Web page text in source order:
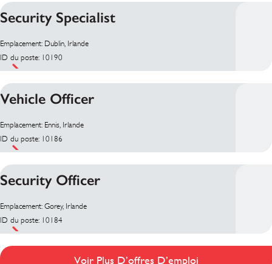
Security Specialist
Emplacement: Dublin, Irlande
ID du poste: 10190
Vehicle Officer
Emplacement: Ennis, Irlande
ID du poste: 10186
Security Officer
Emplacement: Gorey, Irlande
ID du poste: 10184
Voir Plus D’offres D’emploi